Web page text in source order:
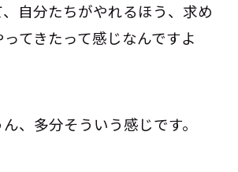
自分たちがやれるほう、求め
てきたって感じなんですよ
、多分そういう感じです。